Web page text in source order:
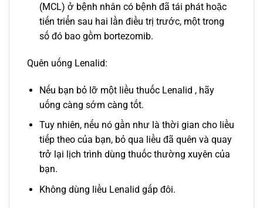
(MCL) ở bệnh nhân có bệnh đã tái phát hoặc
tiến triển sau hai lần điều trị trước, một trong
số đó bao gồm bortezomib.
Quên uống Lenalid:
Nếu bạn bỏ lỡ một liều thuốc Lenalid , hãy
uống càng sớm càng tốt.
Tuy nhiên, nếu nó gần như là thời gian cho liều
tiếp theo của bạn, bỏ qua liều đã quên và quay
trở lại lịch trình dùng thuốc thường xuyên của
bạn.
Không dùng liều Lenalid gấp đôi.